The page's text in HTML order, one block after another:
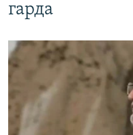
гарда